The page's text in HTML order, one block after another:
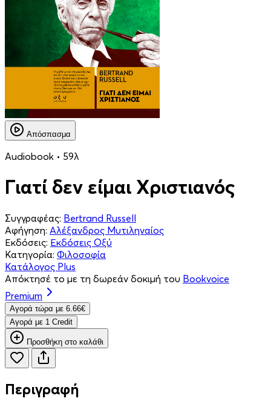
Απόσπασμα
Audiobook • 59λ
Γιατί δεν είμαι Χριστιανός
Συγγραφέας: Bertrand Russell
Αφήγηση: Αλέξανδρος Μυτιληναίος
Εκδόσεις: Εκδόσεις Οξύ
Κατηγορία: Φιλοσοφία
Κατάλογος Plus
Απόκτησέ το με τη δωρεάν δοκιμή του Bookvoice
Premium
Aγορά τώρα με 6.66€
Aγορά με 1 Credit
Προσθήκη στο καλάθι
Περιγραφή